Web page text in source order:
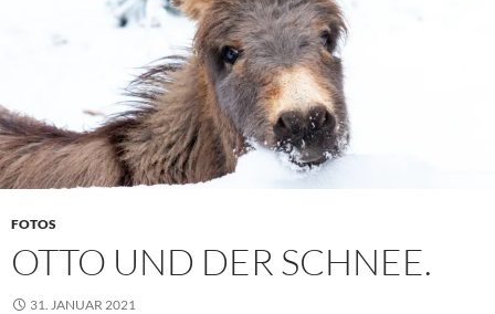
FOTOS
OTTO UND DER SCHNEE.
31. JANUAR 2021